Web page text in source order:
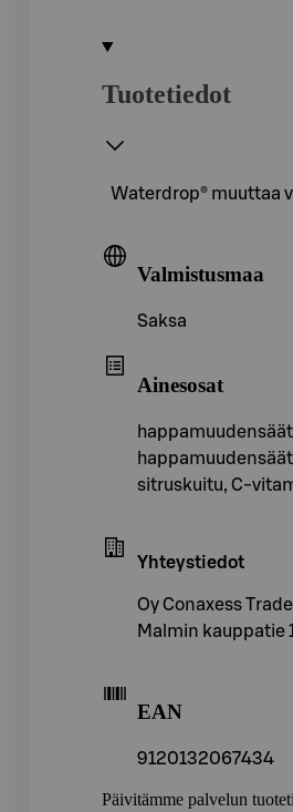
Tuotetiedot
Waterdrop® muuttaa
Valmistusmaa
Saksa
Ainesosat
sitruskuitu, C-
Yhteystiedot
Oy Conaxess
Malmin kauppatie
EAN
9120132067434
Päivitämme palvelun